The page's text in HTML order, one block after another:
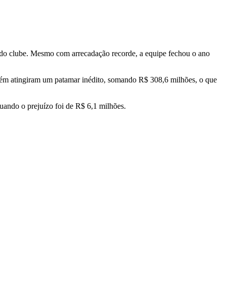
clube. Mesmo com arrecadação recorde, a equipe fechou o ano
atingiram um patamar inédito, somando R$ 308,6 milhões, o que
o prejuízo foi de R$ 6,1 milhões.